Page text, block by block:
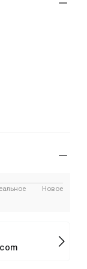
Новое